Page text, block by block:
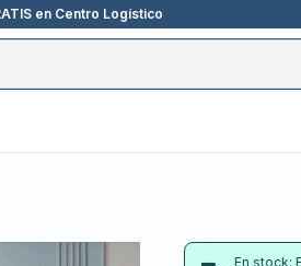
en Centro Logístico
En stock: